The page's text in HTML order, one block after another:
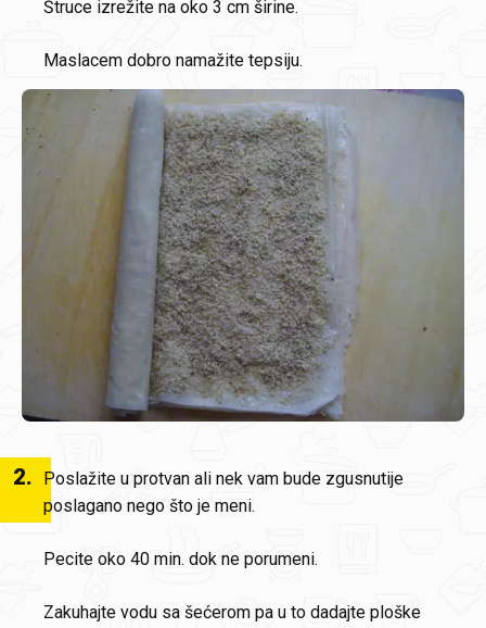
Štruce izrežite na oko 3 cm širine.
Maslacem dobro namažite tepsiju.
2.
Poslažite u protvan ali nek vam bude zgusnutije
poslagano nego što je meni.
Pecite oko 40 min. dok ne porumeni.
Zakuhajte vodu sa šećerom pa u to dadajte ploške